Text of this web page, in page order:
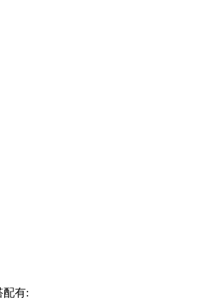
配有: